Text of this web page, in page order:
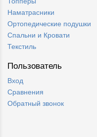
Наматрасники
Ортопедические подушки
Спальни и Кровати
Текстиль
Пользователь
Вход
Сравнения
Обратный звонок